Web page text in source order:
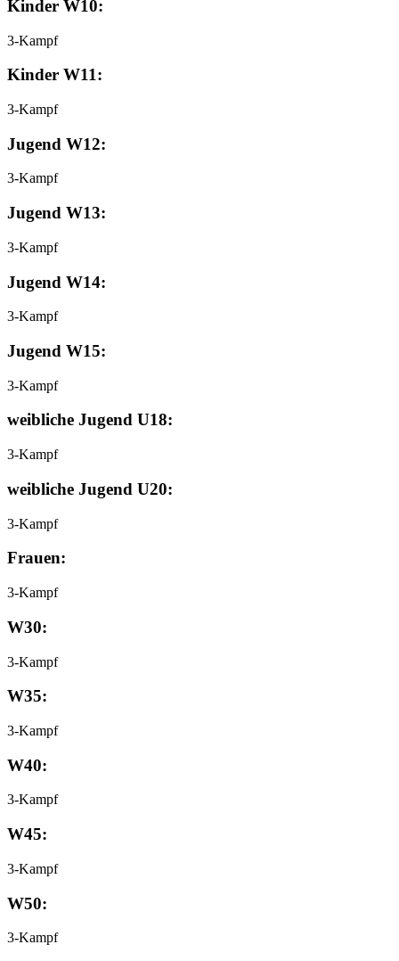
Kinder W10:
3-Kampf
Kinder W11:
3-Kampf
Jugend W12:
3-Kampf
Jugend W13:
3-Kampf
Jugend W14:
3-Kampf
Jugend W15:
3-Kampf
weibliche Jugend U18:
3-Kampf
weibliche Jugend U20:
3-Kampf
Frauen:
3-Kampf
W30:
3-Kampf
W35:
3-Kampf
W40:
3-Kampf
W45:
3-Kampf
W50:
3-Kampf